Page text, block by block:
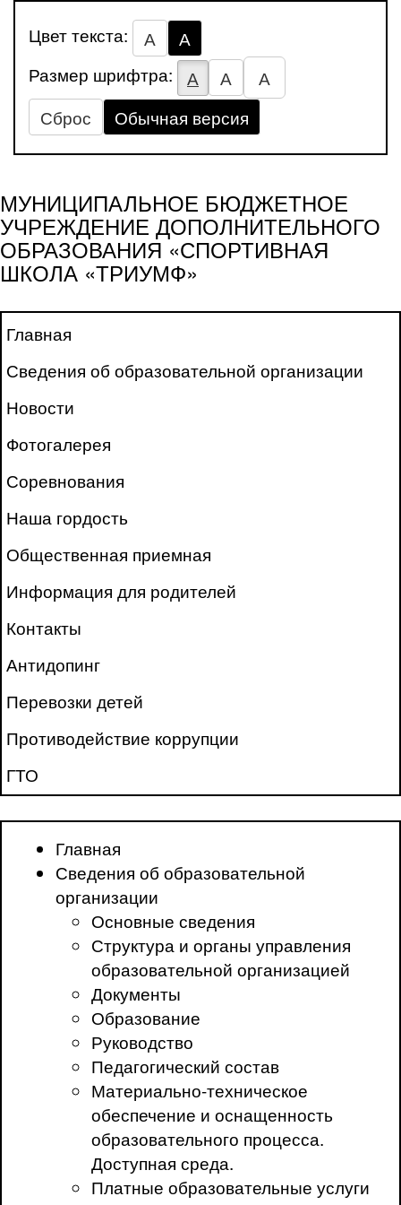
Цвет текста: А
А
Размер шрифтра:
А А
А
Сброс
Обычная версия
МУНИЦИПАЛЬНОЕ БЮДЖЕТНОЕ
УЧРЕЖДЕНИЕ ДОПОЛНИТЕЛЬНОГО
ОБРАЗОВАНИЯ «СПОРТИВНАЯ
ШКОЛА «ТРИУМФ»
Главная
Сведения об образовательной организации
Новости
Фотогалерея
Соревнования
Наша гордость
Общественная приемная
Информация для родителей
Контакты
Антидопинг
Перевозки детей
Противодействие коррупции
ГТО
Главная
Сведения об образовательной
организации
Основные сведения
Структура и органы управления
образовательной организацией
Документы
Образование
Руководство
Педагогический состав
Материально-техническое
обеспечение и оснащенность
образовательного процесса.
Доступная среда.
Платные образовательные услуги